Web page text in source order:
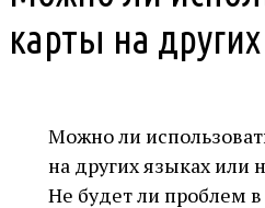
карты на
Можно ли
на других языках или
Не будет ли проблем